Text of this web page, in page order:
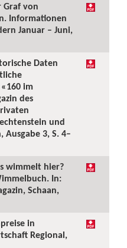
Graf von
Informationen
Januar – Juni,
Daten
im
des
und
3, S. 4–
wimmelt hier?
In:
Schaan,
in
Regional,